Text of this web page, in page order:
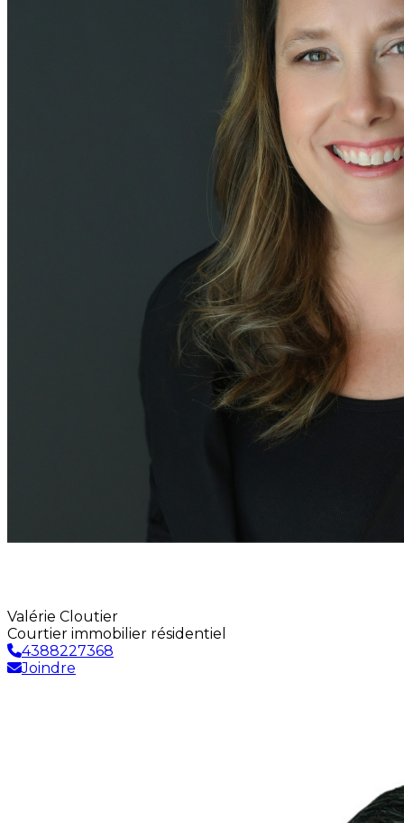
Valérie Cloutier
Courtier immobilier résidentiel
4388227368
Joindre